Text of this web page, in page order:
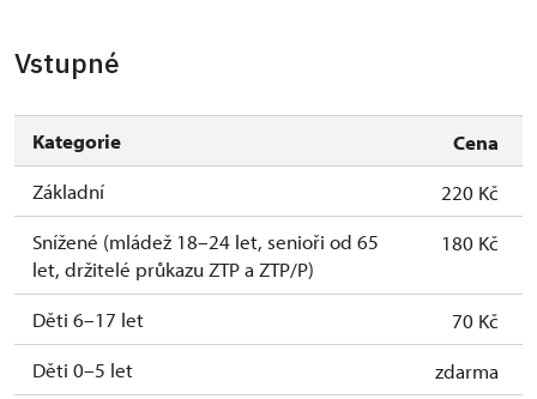
Vstupné
Kategorie
Cena
Základní
220 Kč
Snížené (mládež 18–24 let, senioři od 65
let, držitelé průkazu ZTP a ZTP/P)
180 Kč
Děti 6–17 let
70 Kč
Děti 0–5 let
zdarma